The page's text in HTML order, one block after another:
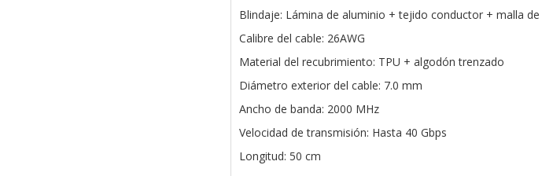
Blindaje: Lámina de aluminio + tejido conductor + malla
Calibre del cable: 26AWG
Material del recubrimiento: TPU + algodón trenzado
Diámetro exterior del cable: 7.0 mm
Ancho de banda: 2000 MHz
Velocidad de transmisión: Hasta 40 Gbps
Longitud: 50 cm